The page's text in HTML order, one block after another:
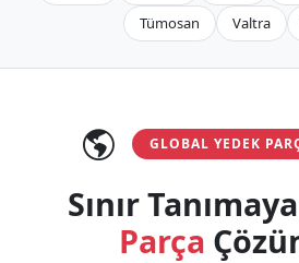
Tümosan
Valtra
GLOBAL YEDEK
Sınır
Parça